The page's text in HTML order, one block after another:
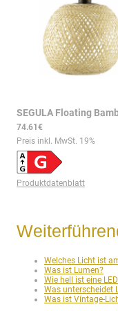
74.61€
Preis inkl. MwSt. 19%
Produktdatenblatt
Welches Licht ist
Was ist Lumen?
Wie hell ist eine
Was unterscheidet
Was ist Vintage-